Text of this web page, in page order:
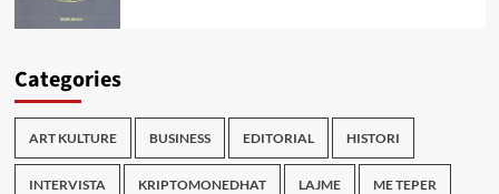
Categories
ART KULTURE BUSINESS EDITORIAL HISTORI
INTERVISTA KRIPTOMONEDHAT LAJME ME TEPER